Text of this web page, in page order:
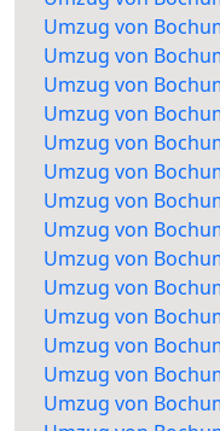
Umzug von
Umzug von
Umzug von
Umzug von
Umzug von
Umzug von
Umzug von
Umzug von
Umzug von
Umzug von
Umzug von
Umzug von
Umzug von
Umzug von